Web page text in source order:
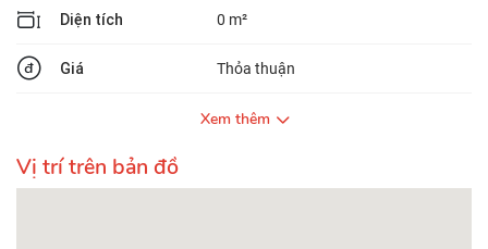
Diện tích 0 m²
Giá Thỏa thuận
Xem thêm
Vị trí trên bản đồ